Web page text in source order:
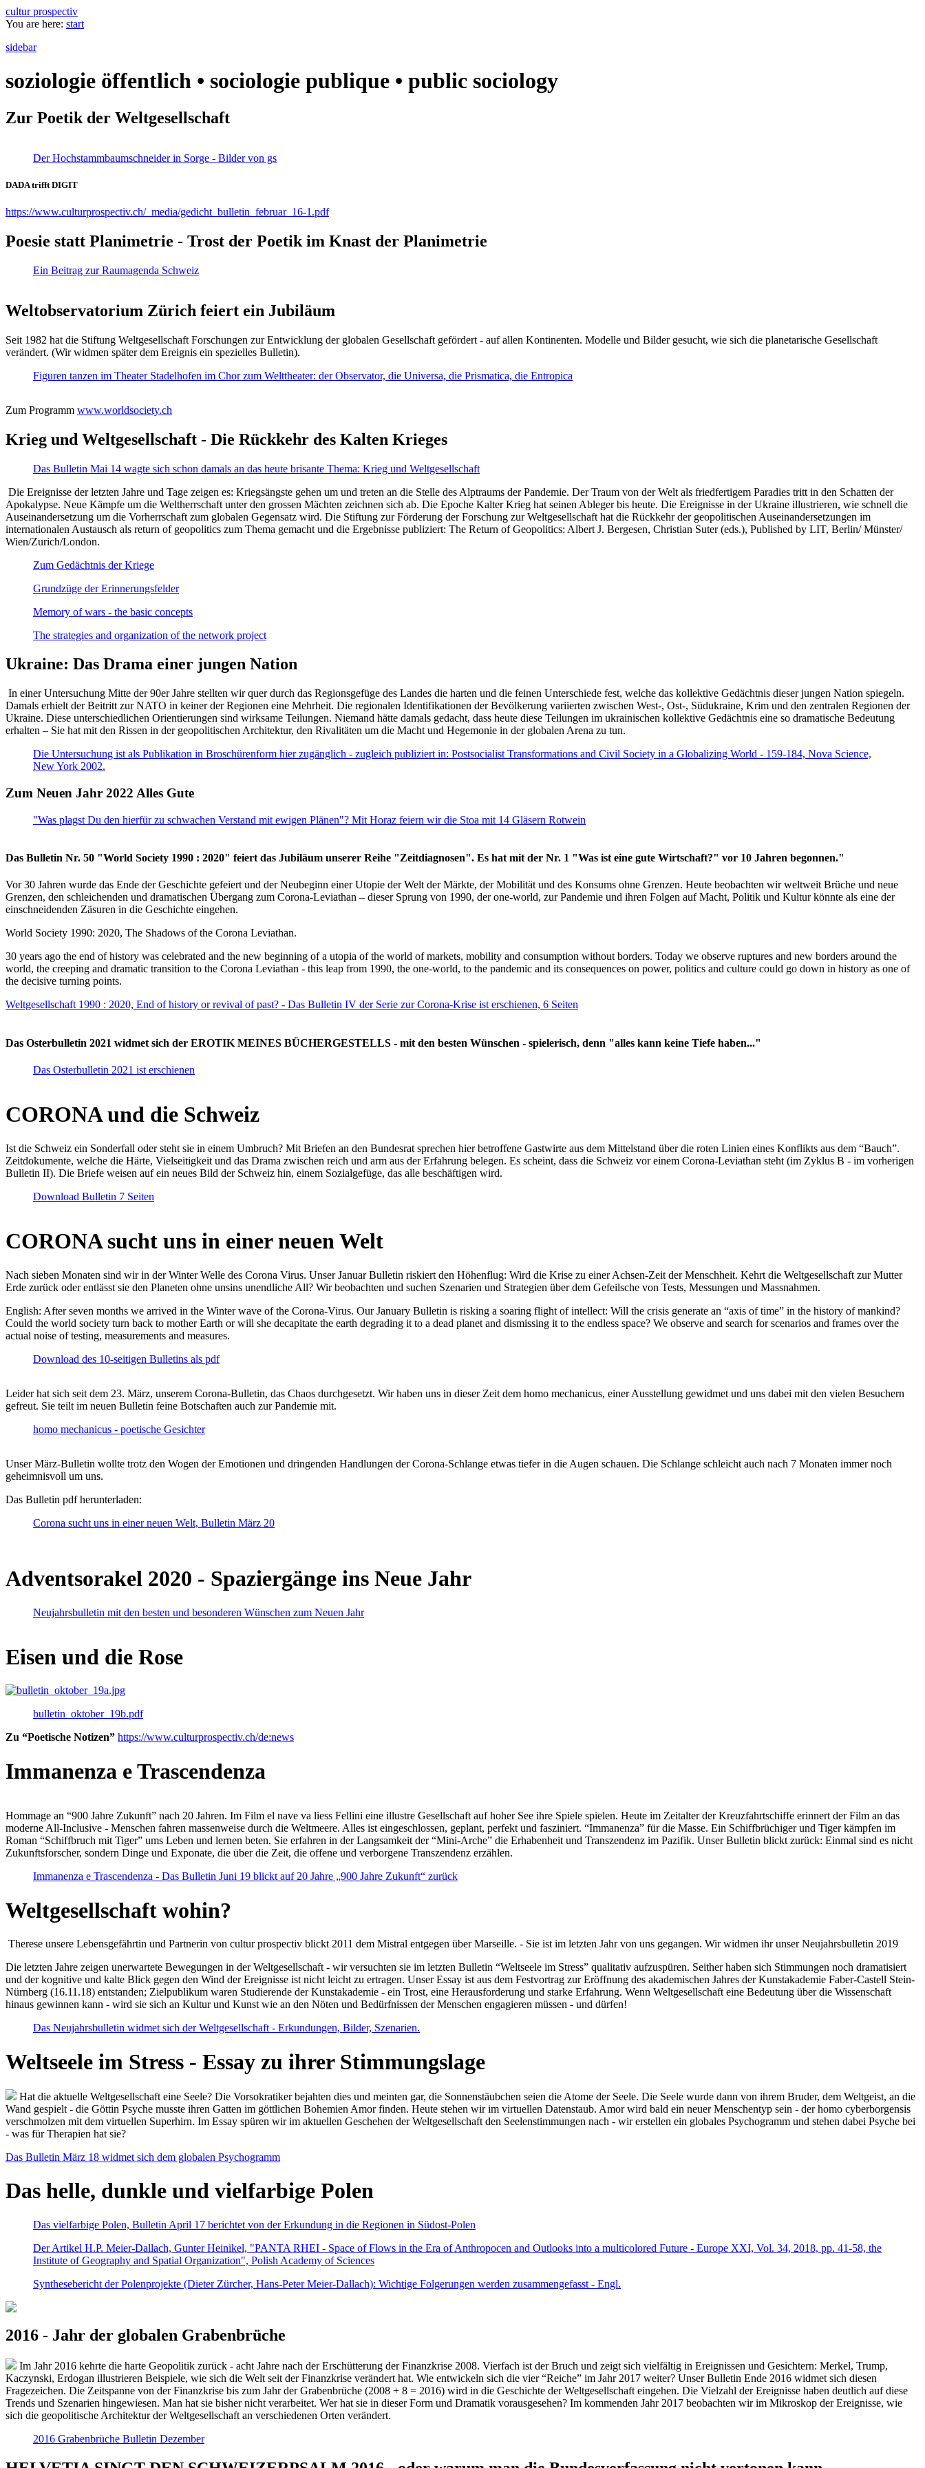
cultur prospectiv
You are here: start
sidebar
soziologie öffentlich • sociologie publique • public sociology
Zur Poetik der Weltgesellschaft
Der Hochstammbaumschneider in Sorge - Bilder von gs
DADA trifft DIGIT
https://www.culturprospectiv.ch/_media/gedicht_bulletin_februar_16-1.pdf
Poesie statt Planimetrie - Trost der Poetik im Knast der Planimetrie
Ein Beitrag zur Raumagenda Schweiz
Weltobservatorium Zürich feiert ein Jubiläum
Seit 1982 hat die Stiftung Weltgesellschaft Forschungen zur Entwicklung der globalen Gesellschaft gefördert - auf allen Kontinenten. Modelle und Bilder gesucht, wie sich die planetarische Gesellschaft
verändert. (Wir widmen später dem Ereignis ein spezielles Bulletin).
Figuren tanzen im Theater Stadelhofen im Chor zum Welttheater: der Observator, die Universa, die Prismatica, die Entropica
Zum Programm www.worldsociety.ch
Krieg und Weltgesellschaft - Die Rückkehr des Kalten Krieges
Das Bulletin Mai 14 wagte sich schon damals an das heute brisante Thema: Krieg und Weltgesellschaft
Die Ereignisse der letzten Jahre und Tage zeigen es: Kriegsängste gehen um und treten an die Stelle des Alptraums der Pandemie. Der Traum von der Welt als friedfertigem Paradies tritt in den Schatten der
Apokalypse. Neue Kämpfe um die Weltherrschaft unter den grossen Mächten zeichnen sich ab. Die Epoche Kalter Krieg hat seinen Ableger bis heute. Die Ereignisse in der Ukraine illustrieren, wie schnell die
Auseinandersetzung um die Vorherrschaft zum globalen Gegensatz wird. Die Stiftung zur Förderung der Forschung zur Weltgesellschaft hat die Rückkehr der geopolitischen Auseinandersetzungen im
internationalen Austausch als return of geopolitics zum Thema gemacht und die Ergebnisse publiziert: The Return of Geopolitics: Albert J. Bergesen, Christian Suter (eds.), Published by LIT, Berlin/ Münster/
Wien/Zurich/London.
Zum Gedächtnis der Kriege
Grundzüge der Erinnerungsfelder
Memory of wars - the basic concepts
The strategies and organization of the network project
Ukraine: Das Drama einer jungen Nation
In einer Untersuchung Mitte der 90er Jahre stellten wir quer durch das Regionsgefüge des Landes die harten und die feinen Unterschiede fest, welche das kollektive Gedächtnis dieser jungen Nation spiegeln.
Damals erhielt der Beitritt zur NATO in keiner der Regionen eine Mehrheit. Die regionalen Identifikationen der Bevölkerung variierten zwischen West-, Ost-, Südukraine, Krim und den zentralen Regionen der
Ukraine. Diese unterschiedlichen Orientierungen sind wirksame Teilungen. Niemand hätte damals gedacht, dass heute diese Teilungen im ukrainischen kollektive Gedächtnis eine so dramatische Bedeutung
erhalten – Sie hat mit den Rissen in der geopolitischen Architektur, den Rivalitäten um die Macht und Hegemonie in der globalen Arena zu tun.
Die Untersuchung ist als Publikation in Broschürenform hier zugänglich - zugleich publiziert in: Postsocialist Transformations and Civil Society in a Globalizing World - 159-184, Nova Science,
New York 2002.
Zum Neuen Jahr 2022 Alles Gute
"Was plagst Du den hierfür zu schwachen Verstand mit ewigen Plänen"? Mit Horaz feiern wir die Stoa mit 14 Gläsern Rotwein
Das Bulletin Nr. 50 "World Society 1990 : 2020" feiert das Jubiläum unserer Reihe "Zeitdiagnosen". Es hat mit der Nr. 1 "Was ist eine gute Wirtschaft?" vor 10 Jahren begonnen."
Vor 30 Jahren wurde das Ende der Geschichte gefeiert und der Neubeginn einer Utopie der Welt der Märkte, der Mobilität und des Konsums ohne Grenzen. Heute beobachten wir weltweit Brüche und neue
Grenzen, den schleichenden und dramatischen Übergang zum Corona-Leviathan – dieser Sprung von 1990, der one-world, zur Pandemie und ihren Folgen auf Macht, Politik und Kultur könnte als eine der
einschneidenden Zäsuren in die Geschichte eingehen.
World Society 1990: 2020, The Shadows of the Corona Leviathan.
30 years ago the end of history was celebrated and the new beginning of a utopia of the world of markets, mobility and consumption without borders. Today we observe ruptures and new borders around the
world, the creeping and dramatic transition to the Corona Leviathan - this leap from 1990, the one-world, to the pandemic and its consequences on power, politics and culture could go down in history as one of
the decisive turning points.
Weltgesellschaft 1990 : 2020, End of history or revival of past? - Das Bulletin IV der Serie zur Corona-Krise ist erschienen, 6 Seiten
Das Osterbulletin 2021 widmet sich der EROTIK MEINES BÜCHERGESTELLS - mit den besten Wünschen - spielerisch, denn "alles kann keine Tiefe haben..."
Das Osterbulletin 2021 ist erschienen
CORONA und die Schweiz
Ist die Schweiz ein Sonderfall oder steht sie in einem Umbruch? Mit Briefen an den Bundesrat sprechen hier betroffene Gastwirte aus dem Mittelstand über die roten Linien eines Konflikts aus dem “Bauch”.
Zeitdokumente, welche die Härte, Vielseitigkeit und das Drama zwischen reich und arm aus der Erfahrung belegen. Es scheint, dass die Schweiz vor einem Corona-Leviathan steht (im Zyklus B - im vorherigen
Bulletin II). Die Briefe weisen auf ein neues Bild der Schweiz hin, einem Sozialgefüge, das alle beschäftigen wird.
Download Bulletin 7 Seiten
CORONA sucht uns in einer neuen Welt
Nach sieben Monaten sind wir in der Winter Welle des Corona Virus. Unser Januar Bulletin riskiert den Höhenflug: Wird die Krise zu einer Achsen-Zeit der Menschheit. Kehrt die Weltgesellschaft zur Mutter
Erde zurück oder entlässt sie den Planeten ohne unsins unendliche All? Wir beobachten und suchen Szenarien und Strategien über dem Gefeilsche von Tests, Messungen und Massnahmen.
English: After seven months we arrived in the Winter wave of the Corona-Virus. Our January Bulletin is risking a soaring flight of intellect: Will the crisis generate an “axis of time” in the history of mankind?
Could the world society turn back to mother Earth or will she decapitate the earth degrading it to a dead planet and dismissing it to the endless space? We observe and search for scenarios and frames over the
actual noise of testing, measurements and measures.
Download des 10-seitigen Bulletins als pdf
Leider hat sich seit dem 23. März, unserem Corona-Bulletin, das Chaos durchgesetzt. Wir haben uns in dieser Zeit dem homo mechanicus, einer Ausstellung gewidmet und uns dabei mit den vielen Besuchern
gefreut. Sie teilt im neuen Bulletin feine Botschaften auch zur Pandemie mit.
homo mechanicus - poetische Gesichter
Unser März-Bulletin wollte trotz den Wogen der Emotionen und dringenden Handlungen der Corona-Schlange etwas tiefer in die Augen schauen. Die Schlange schleicht auch nach 7 Monaten immer noch
geheimnisvoll um uns.
Das Bulletin pdf herunterladen:
Corona sucht uns in einer neuen Welt, Bulletin März 20
Adventsorakel 2020 - Spaziergänge ins Neue Jahr
Neujahrsbulletin mit den besten und besonderen Wünschen zum Neuen Jahr
Eisen und die Rose
bulletin_oktober_19b.pdf
Zu “Poetische Notizen” https://www.culturprospectiv.ch/de:news
Immanenza e Trascendenza
Hommage an “900 Jahre Zukunft” nach 20 Jahren. Im Film el nave va liess Fellini eine illustre Gesellschaft auf hoher See ihre Spiele spielen. Heute im Zeitalter der Kreuzfahrtschiffe erinnert der Film an das
moderne All-Inclusive - Menschen fahren massenweise durch die Weltmeere. Alles ist eingeschlossen, geplant, perfekt und fasziniert. “Immanenza” für die Masse. Ein Schiffbrüchiger und Tiger kämpfen im
Roman “Schiffbruch mit Tiger” ums Leben und lernen beten. Sie erfahren in der Langsamkeit der “Mini-Arche” die Erhabenheit und Transzendenz im Pazifik. Unser Bulletin blickt zurück: Einmal sind es nicht
Zukunftsforscher, sondern Dinge und Exponate, die über die Zeit, die offene und verborgene Transzendenz erzählen.
Immanenza e Trascendenza - Das Bulletin Juni 19 blickt auf 20 Jahre „900 Jahre Zukunft“ zurück
Weltgesellschaft wohin?
Therese unsere Lebensgefährtin und Partnerin von cultur prospectiv blickt 2011 dem Mistral entgegen über Marseille. - Sie ist im letzten Jahr von uns gegangen. Wir widmen ihr unser Neujahrsbulletin 2019
Die letzten Jahre zeigen unerwartete Bewegungen in der Weltgesellschaft - wir versuchten sie im letzten Bulletin “Weltseele im Stress” qualitativ aufzuspüren. Seither haben sich Stimmungen noch dramatisiert
und der kognitive und kalte Blick gegen den Wind der Ereignisse ist nicht leicht zu ertragen. Unser Essay ist aus dem Festvortrag zur Eröffnung des akademischen Jahres der Kunstakademie Faber-Castell Stein-
Nürnberg (16.11.18) entstanden; Zielpublikum waren Studierende der Kunstakademie - ein Trost, eine Herausforderung und starke Erfahrung. Wenn Weltgesellschaft eine Bedeutung über die Wissenschaft
hinaus gewinnen kann - wird sie sich an Kultur und Kunst wie an den Nöten und Bedürfnissen der Menschen engagieren müssen - und dürfen!
Das Neujahrsbulletin widmet sich der Weltgesellschaft - Erkundungen, Bilder, Szenarien.
Weltseele im Stress - Essay zu ihrer Stimmungslage
Hat die aktuelle Weltgesellschaft eine Seele? Die Vorsokratiker bejahten dies und meinten gar, die Sonnenstäubchen seien die Atome der Seele. Die Seele wurde dann von ihrem Bruder, dem Weltgeist, an die
Wand gespielt - die Göttin Psyche musste ihren Gatten im göttlichen Bohemien Amor finden. Heute stehen wir im virtuellen Datenstaub. Amor wird bald ein neuer Menschentyp sein - der homo cyberborgensis
verschmolzen mit dem virtuellen Superhirn. Im Essay spüren wir im aktuellen Geschehen der Weltgesellschaft den Seelenstimmungen nach - wir erstellen ein globales Psychogramm und stehen dabei Psyche bei
- was für Therapien hat sie?
Das Bulletin März 18 widmet sich dem globalen Psychogramm
Das helle, dunkle und vielfarbige Polen
Das vielfarbige Polen, Bulletin April 17 berichtet von der Erkundung in die Regionen in Südost-Polen
Der Artikel H.P. Meier-Dallach, Gunter Heinikel, "PANTA RHEI - Space of Flows in the Era of Anthropocen and Outlooks into a multicolored Future - Europe XXI, Vol. 34, 2018, pp. 41-58, the
Institute of Geography and Spatial Organization", Polish Academy of Sciences
Synthesebericht der Polenprojekte (Dieter Zürcher, Hans-Peter Meier-Dallach): Wichtige Folgerungen werden zusammengefasst - Engl.
2016 - Jahr der globalen Grabenbrüche
Im Jahr 2016 kehrte die harte Geopolitik zurück - acht Jahre nach der Erschütterung der Finanzkrise 2008. Vierfach ist der Bruch und zeigt sich vielfältig in Ereignissen und Gesichtern: Merkel, Trump,
Kaczynski, Erdogan illustrieren Beispiele, wie sich die Welt seit der Finanzkrise verändert hat. Wie entwickeln sich die vier “Reiche” im Jahr 2017 weiter? Unser Bulletin Ende 2016 widmet sich diesen
Fragezeichen. Die Zeitspanne von der Finanzkrise bis zum Jahr der Grabenbrüche (2008 + 8 = 2016) wird in die Geschichte der Weltgesellschaft eingehen. Die Vielzahl der Ereignisse haben deutlich auf diese
Trends und Szenarien hingewiesen. Man hat sie bisher nicht verarbeitet. Wer hat sie in dieser Form und Dramatik vorausgesehen? Im kommenden Jahr 2017 beobachten wir im Mikroskop der Ereignisse, wie
sich die geopolitische Architektur der Weltgesellschaft an verschiedenen Orten verändert.
2016 Grabenbrüche Bulletin Dezember